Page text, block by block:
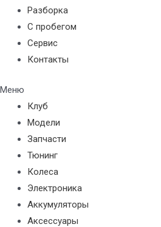
Разборка
С пробегом
Сервис
Контакты
Меню
Клуб
Модели
Запчасти
Тюнинг
Колеса
Электроника
Аккумуляторы
Аксессуары